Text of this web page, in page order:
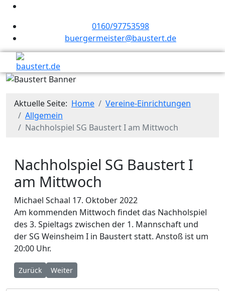
0160/97753598
buergermeister@baustert.de
Aktuelle Seite: Home
Vereine-Einrichtungen
Allgemein
Nachholspiel SG Baustert I am Mittwoch
Nachholspiel SG Baustert I
am Mittwoch
Michael Schaal 17. Oktober 2022
Am kommenden Mittwoch findet das Nachholspiel
des 3. Spieltags zwischen der 1. Mannschaft und
der SG Weinsheim I in Baustert statt. Anstoß ist um
20:00 Uhr.
Vorheriger Beitrag: Vorankündigung Helferabend 2024
Zurück Nächster Beitrag: Bilderbuchkino für Kinder
Weiter